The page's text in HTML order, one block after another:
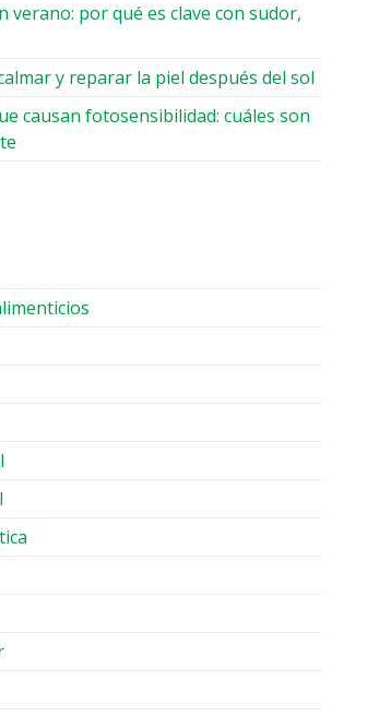
verano: por qué es clave con sudor,
y reparar la piel después del sol
causan fotosensibilidad: cuáles son